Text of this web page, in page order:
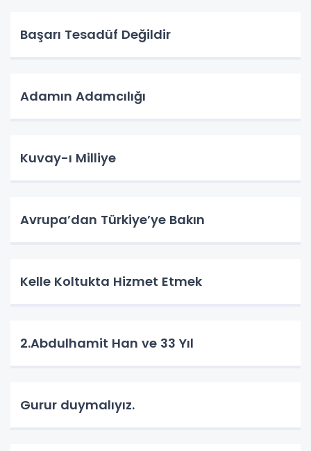
Başarı Tesadüf Değildir
Adamın Adamcılığı
Kuvay-ı Milliye
Avrupa’dan Türkiye’ye Bakın
Kelle Koltukta Hizmet Etmek
2.Abdulhamit Han ve 33 Yıl
Gurur duymalıyız.